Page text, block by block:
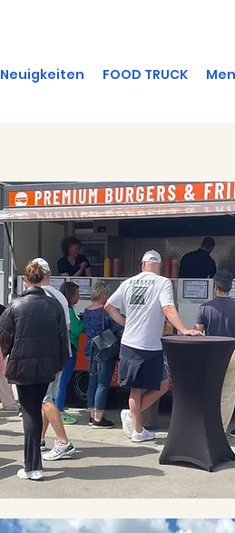
Neuigkeiten FOOD TRUCK